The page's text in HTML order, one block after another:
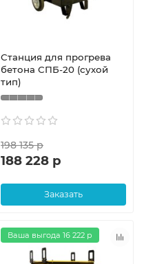
Станция для прогрева
бетона СПБ-20 (сухой
тип)
198 135 р
188 228 р
Заказать
Ваша выгода 16 222 р